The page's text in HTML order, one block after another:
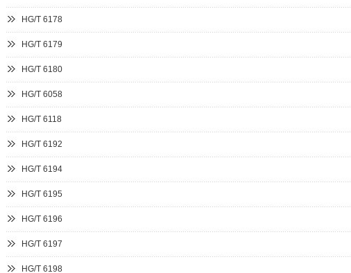
HG/T 6178
HG/T 6179
HG/T 6180
HG/T 6058
HG/T 6118
HG/T 6192
HG/T 6194
HG/T 6195
HG/T 6196
HG/T 6197
HG/T 6198